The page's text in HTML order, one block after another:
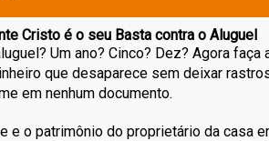
Cristo é o seu Basta contra o Aluguel
Um ano? Cinco? Dez? Agora faça
que desaparece sem deixar
em nenhum documento.
e o patrimônio do proprietário da casa